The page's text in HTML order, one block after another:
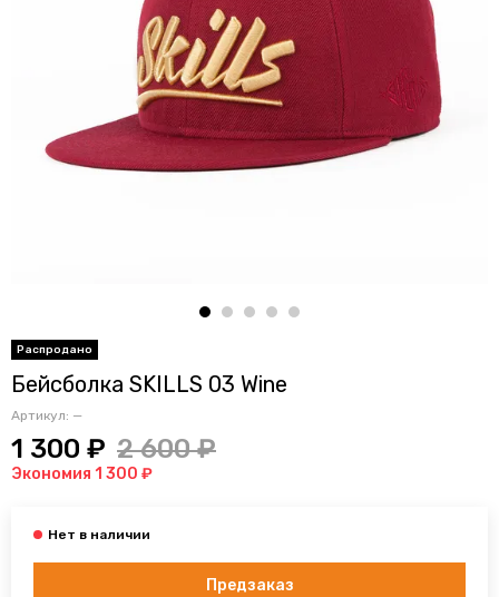
Бейсболка SKILLS 03 Wine
Артикул: —
1 300 ₽ 2 600 ₽
Экономия 1 300 ₽
Предзаказ